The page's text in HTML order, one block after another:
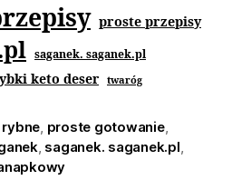
proste przepisy
saganek. saganek.pl
keto deser twaróg
proste gotowanie,
saganek. saganek.pl